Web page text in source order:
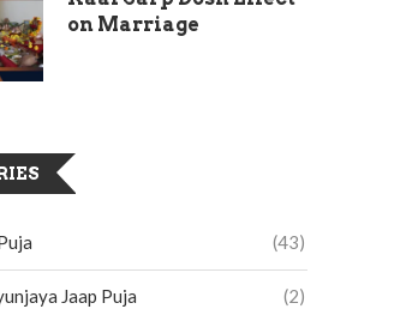
on Marriage
(43)
Jaap Puja (2)